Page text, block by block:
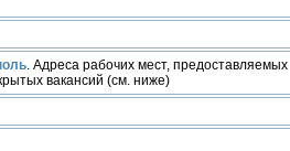
. Адреса рабочих мест, предоставляемых
вакансий (см. ниже)